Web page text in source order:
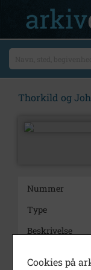
Thorkild og
Nummer
Type
Beskrivelse
Cookies på